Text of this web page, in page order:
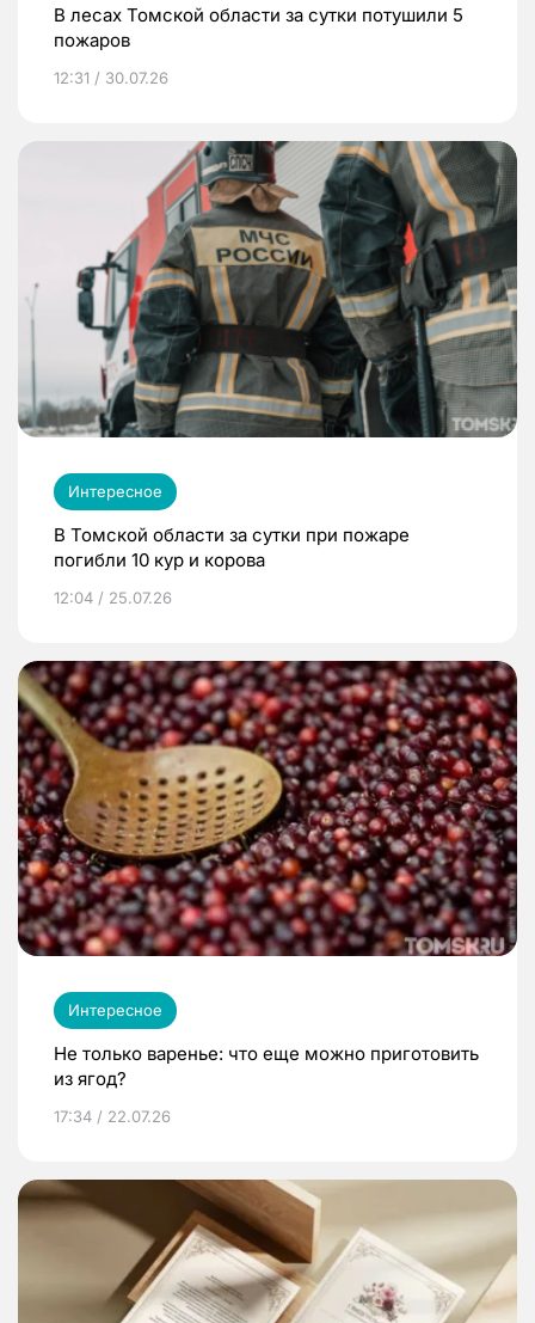
В лесах Томской области за сутки потушили 5
пожаров
12:31 / 30.07.26
Интересное
В Томской области за сутки при пожаре
погибли 10 кур и корова
12:04 / 25.07.26
Интересное
Не только варенье: что еще можно приготовить
из ягод?
17:34 / 22.07.26